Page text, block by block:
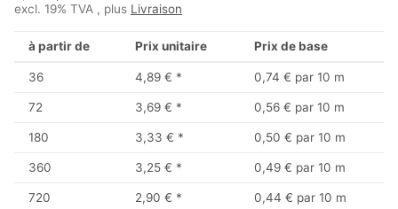
excl. 19% TVA , plus Livraison
à partir de Prix unitaire Prix de base
36 4,89 € * 0,74 € par 10 m
72 3,69 € * 0,56 € par 10 m
180 3,33 € * 0,50 € par 10 m
360 3,25 € * 0,49 € par 10 m
720 2,90 € * 0,44 € par 10 m